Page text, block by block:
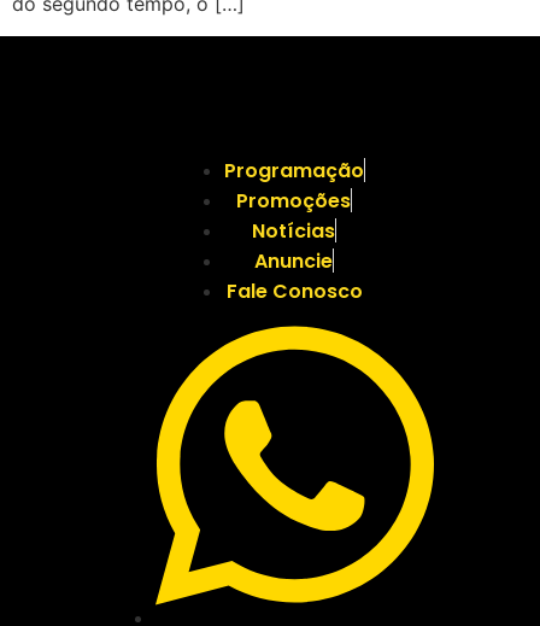
Programação
Promoções
Notícias
Anuncie
Fale Conosco